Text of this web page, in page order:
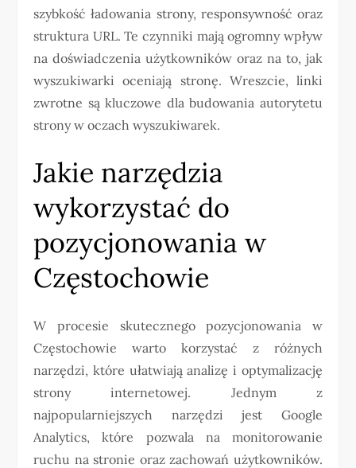
szybkość ładowania strony, responsywność oraz
struktura URL. Te czynniki mają ogromny wpływ
na doświadczenia użytkowników oraz na to, jak
wyszukiwarki oceniają stronę. Wreszcie, linki
zwrotne są kluczowe dla budowania autorytetu
strony w oczach wyszukiwarek.
Jakie narzędzia
wykorzystać do
pozycjonowania w
Częstochowie
W procesie skutecznego pozycjonowania w
Częstochowie warto korzystać z różnych
narzędzi, które ułatwiają analizę i optymalizację
strony internetowej. Jednym z
najpopularniejszych narzędzi jest Google
Analytics, które pozwala na monitorowanie
ruchu na stronie oraz zachowań użytkowników.